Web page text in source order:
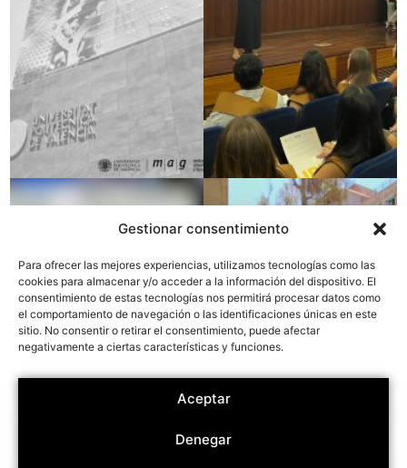
Gestionar consentimiento
Para ofrecer las mejores experiencias, utilizamos tecnologías como las
cookies para almacenar y/o acceder a la información del dispositivo. El
consentimiento de estas tecnologías nos permitirá procesar datos como
el comportamiento de navegación o las identificaciones únicas en este
sitio. No consentir o retirar el consentimiento, puede afectar
negativamente a ciertas características y funciones.
Aceptar
Denegar